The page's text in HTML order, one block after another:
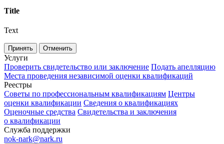
Title
Text
Принять Отменить
Услуги
Проверить свидетельство или заключение Подать апелляцию
Места проведения независимой оценки квалификаций
Реестры
Советы по профессиональным квалификациям Центры
оценки квалификации Сведения о квалификациях
Оценочные средства Свидетельства и заключения
о квалификации
Служба поддержки
nok-nark@nark.ru